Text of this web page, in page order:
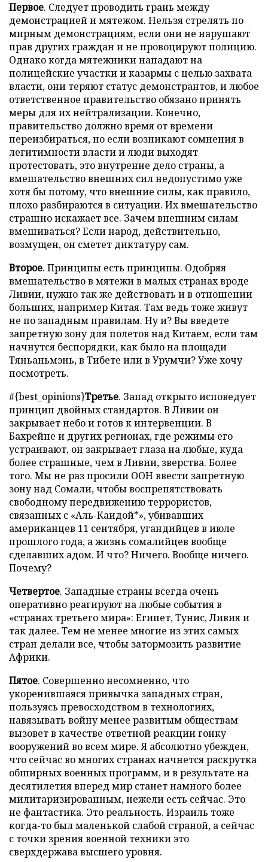
Первое. Следует проводить грань между
демонстрацией и мятежом. Нельзя стрелять по
мирным демонстрациям, если они не нарушают
прав других граждан и не провоцируют полицию.
Однако когда мятежники нападают на
полицейские участки и казармы с целью захвата
власти, они теряют статус демонстрантов, и любое
ответственное правительство обязано принять
меры для их нейтрализации. Конечно,
правительство должно время от времени
переизбираться, но если возникают сомнения в
легитимности власти и люди выходят
протестовать, это внутренне дело страны, а
вмешательство внешних сил недопустимо уже
хотя бы потому, что внешние силы, как правило,
плохо разбираются в ситуации. Их вмешательство
страшно искажает все. Зачем внешним силам
вмешиваться? Если народ, действительно,
возмущен, он сметет диктатуру сам.
Второе. Принципы есть принципы. Одобряя
вмешательство в мятежи в малых странах вроде
Ливии, нужно так же действовать и в отношении
больших, например Китая. Там ведь тоже живут
не по западным правилам. Ну и? Вы введете
запретную зону для полетов над Китаем, если там
начнутся беспорядки, как было на площади
Тяньаньмэнь, в Тибете или в Урумчи? Уже хочу
посмотреть.
#{best_opinions}Третье. Запад открыто исповедует
принцип двойных стандартов. В Ливии он
закрывает небо и готов к интервенции. В
Бахрейне и других регионах, где режимы его
устраивают, он закрывает глаза на любые, куда
более страшные, чем в Ливии, зверства. Более
того. Мы не раз просили ООН ввести запретную
зону над Сомали, чтобы воспрепятствовать
свободному передвижению террористов,
связанных с «Аль-Каидой*», убивавших
американцев 11 сентября, угандийцев в июле
прошлого года, а жизнь сомалийцев вообще
сделавших адом. И что? Ничего. Вообще ничего.
Почему?
Четвертое. Западные страны всегда очень
оперативно реагируют на любые события в
«странах третьего мира»: Египет, Тунис, Ливия и
так далее. Тем не менее многие из этих самых
стран делали все, чтобы затормозить развитие
Африки.
Пятое. Совершенно несомненно, что
укоренившаяся привычка западных стран,
пользуясь превосходством в технологиях,
навязывать войну менее развитым обществам
вызовет в качестве ответной реакции гонку
вооружений во всем мире. Я абсолютно убежден,
что сейчас во многих странах начнется раскрутка
обширных военных программ, и в результате на
десятилетия вперед мир станет намного более
милитаризированным, нежели есть сейчас. Это
не фантастика. Это реальность. Израиль тоже
когда-то был маленькой слабой страной, а сейчас
с точки зрения военной техники это
сверхдержава высшего уровня.